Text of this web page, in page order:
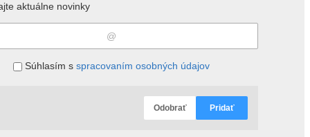
aktuálne novinky
Súhlasím s spracovaním osobných údajov
Odobrať Pridať